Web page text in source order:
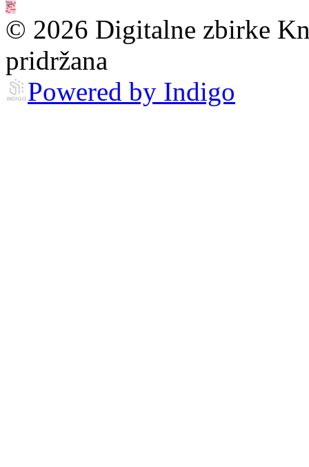
© 2026 Digitalne zbirke
pridržana
Powered by Indigo